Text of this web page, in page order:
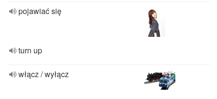
pojawiać się
turn up
włącz / wyłącz